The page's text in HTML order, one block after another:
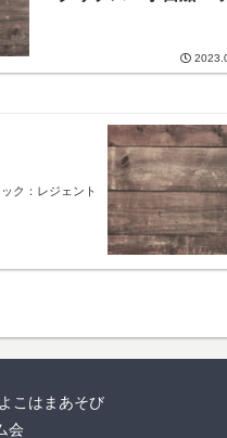
ク：レジェント
こはまあそび
会